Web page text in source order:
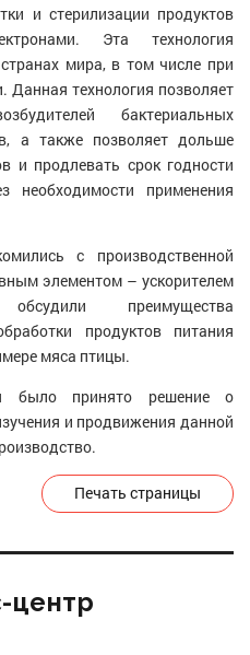
и стерилизации продуктов
Эта технология
мира, в том числе при
Данная технология позволяет
бактериальных
а также позволяет дольше
и продлевать срок годности
применения
с производственной
элементом – ускорителем
преимущества
продуктов питания
мяса птицы.
было принято решение о
и продвижения данной
Печать страницы
центр